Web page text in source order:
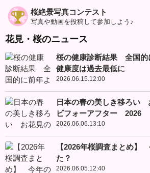
桜絶景写真コンテスト
写真や動画を投稿して参加しよう♪
花見・桜のニュース
桜の健康診断結果 全国的
健康度は過去最低に
2026.06.15.12:00
日本の春の美しき移ろい
ビフォーアフター 2026
2026.06.06.13:10
【2026年桜調査まとめ】
た？
2026.06.05.12:40